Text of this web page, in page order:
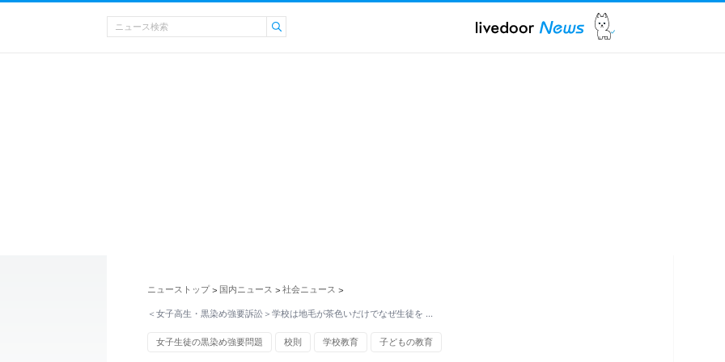
ニューストップ > 国内ニュース > 社会ニュース >
＜女子高生・黒染め強要訴訟＞学校は地毛が茶色いだけでなぜ生徒を …
女子生徒の黒染め強要問題 校則 学校教育 子どもの教育